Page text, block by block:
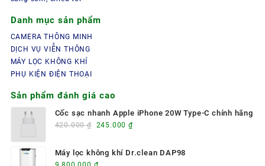
Danh mục sản phẩm
CAMERA THÔNG MINH
DỊCH VỤ VIỄN THÔNG
MÁY LỌC KHÔNG KHÍ
PHỤ KIỆN ĐIỆN THOẠI
Sản phẩm đánh giá cao
Cốc sạc nhanh Apple iPhone 20W Type-C chính hãng
420.000₫ Giá
là:
420.000 ₫.
245.000 ₫Giá
tại
Máy lọc không khí Dr.clean DAP98